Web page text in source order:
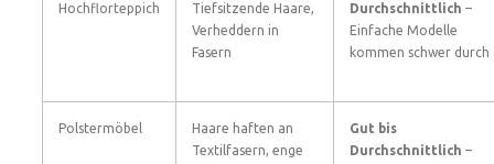
Hochflorteppich
Tiefsitzende Haare,
Verheddern in
Fasern
Durchschnittlich –
Einfache Modelle
kommen schwer durch
Polstermöbel
Haare haften an
Textilfasern, enge
Gut bis
Durchschnittlich –